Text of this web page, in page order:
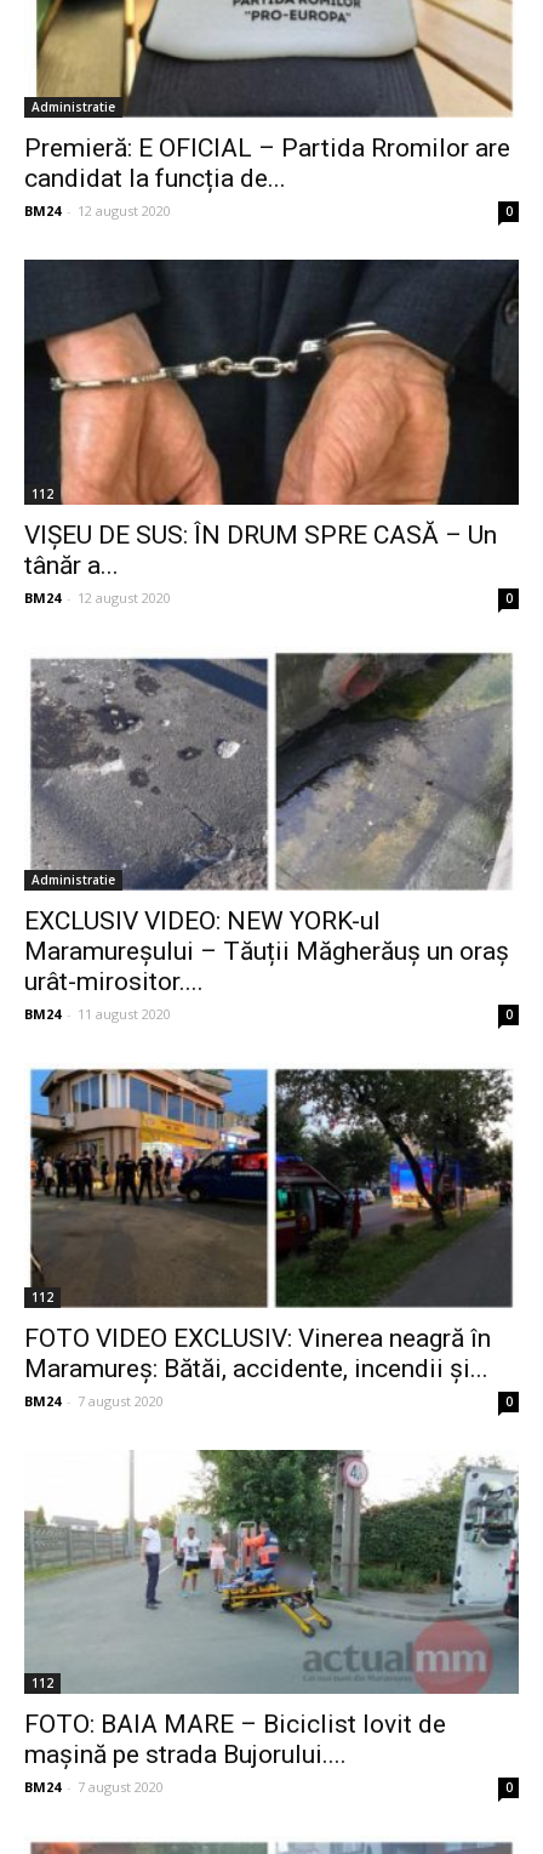
Administratie
Premieră: E OFICIAL – Partida Rromilor are
candidat la funcția de...
BM24 - 12 august 2020 0
112
VIȘEU DE SUS: ÎN DRUM SPRE CASĂ – Un
tânăr a...
BM24 - 12 august 2020 0
Administratie
EXCLUSIV VIDEO: NEW YORK-ul
Maramureșului – Tăuții Măgherăuș un oraș
urât-mirositor....
BM24 - 11 august 2020 0
112
FOTO VIDEO EXCLUSIV: Vinerea neagră în
Maramureș: Bătăi, accidente, incendii și...
BM24 - 7 august 2020 0
112
FOTO: BAIA MARE – Biciclist lovit de
mașină pe strada Bujorului....
BM24 - 7 august 2020 0